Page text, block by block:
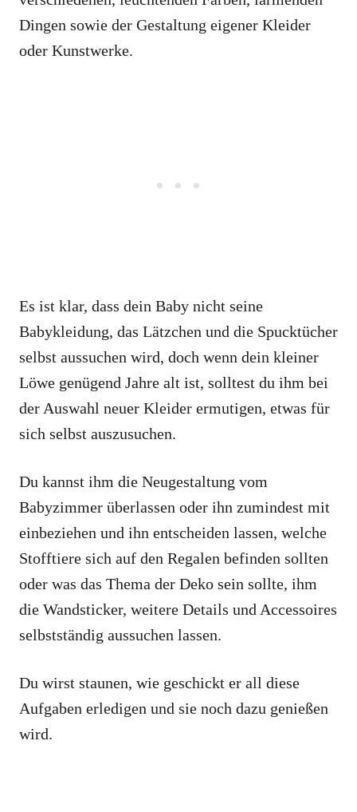
Dingen sowie der Gestaltung eigener Kleider
oder Kunstwerke.
Es ist klar, dass dein Baby nicht seine
Babykleidung, das Lätzchen und die Spucktücher
selbst aussuchen wird, doch wenn dein kleiner
Löwe genügend Jahre alt ist, solltest du ihm bei
der Auswahl neuer Kleider ermutigen, etwas für
sich selbst auszusuchen.
Du kannst ihm die Neugestaltung vom
Babyzimmer überlassen oder ihn zumindest mit
einbeziehen und ihn entscheiden lassen, welche
Stofftiere sich auf den Regalen befinden sollten
oder was das Thema der Deko sein sollte, ihm
die Wandsticker, weitere Details und Accessoires
selbstständig aussuchen lassen.
Du wirst staunen, wie geschickt er all diese
Aufgaben erledigen und sie noch dazu genießen
wird.